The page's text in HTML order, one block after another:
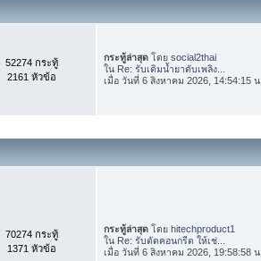
52274 กระทู้
2161 หัวข้อ
กระทู้ล่าสุด โดยsocial2thai
ใน Re: รับเติมน้ำยาดับเพลิง...
เมื่อ วันที่ 6 สิงหาคม 2026, 14:54:15 น.
70274 กระทู้
1371 หัวข้อ
กระทู้ล่าสุด โดยhitechproduct1
ใน Re: รับตัดคอนกรีต ให้เช่...
เมื่อ วันที่ 6 สิงหาคม 2026, 19:58:58 น.